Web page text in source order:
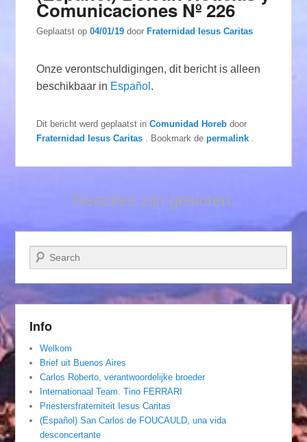
Comunicaciones Nº 226
Geplaatst op04/01/19 doorFraternidad Iesus Caritas
Onze verontschuldigingen, dit bericht is alleen
beschikbaar in Español .
Dit bericht werd geplaatst inComunidad Horeb door
Fraternidad Iesus Caritas
. Bookmark depermalink
Reacties zijn gesloten.
Zoeken
Info
Welkom
Brief uit Buenos Aires
Carlos Roberto, verantwoordelijke broeder
Internationaal Team. Tino FERRARI
Priestersfraterniteit Iesus Caritas
(Español) San Carlos de FOUCAULD, una vida
desconcertante